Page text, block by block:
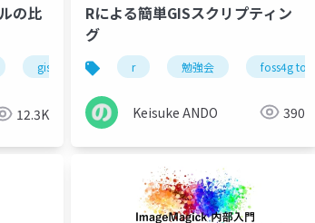
の比
gis
12.3K
Rによる簡単GISスクリプティン
グ
r 勉強会 foss4g tokai
Keisuke ANDO 390